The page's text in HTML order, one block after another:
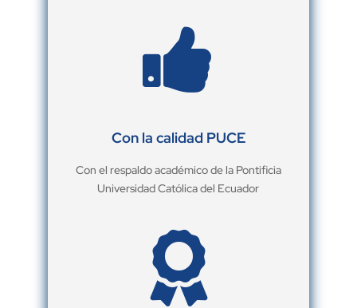

Con la calidad PUCE
Con el respaldo académico de la Pontificia
Universidad Católica del Ecuador
